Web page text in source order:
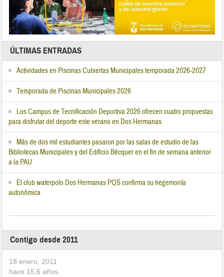
ÚLTIMAS ENTRADAS
Actividades en Piscinas Cubiertas Municipales temporada 2026-2027
Temporada de Piscinas Municipales 2026
Los Campus de Tecnificación Deportiva 2026 ofrecen cuatro propuestas
para disfrutar del deporte este verano en Dos Hermanas
Más de dos mil estudiantes pasaron por las salas de estudio de las
Bibliotecas Municipales y del Edificio Bécquer en el fin de semana anterior
a la PAU
El club waterpolo Dos Hermanas PQS confirma su hegemonía
autonómica
Contigo desde 2011
18 enero, 2011
hace 15,6 años.